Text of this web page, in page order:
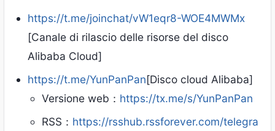
https://t.me/joinchat/vW1eqr8-WOE4MWMx
[Canale di rilascio delle risorse del disco
Alibaba Cloud]
https://t.me/YunPanPan[Disco cloud Alibaba]
Versione web： https://tx.me/s/YunPanPan
RSS： https://rsshub.rssforever.com/telegra